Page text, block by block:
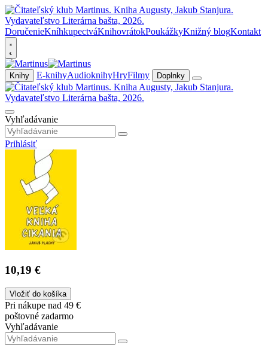
DoručenieKníhkupectváKnihovrátokPoukážkyKnižný blogKontakt
Knihy E-knihyAudioknihyHryFilmy Doplnky
Vyhľadávanie
Prihlásiť
10,19 €
Vložiť do košíka
Pri nákupe nad 49 €
poštovné zadarmo
Vyhľadávanie